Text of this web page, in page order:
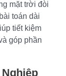
mặt trời đòi
toán dài
tiết kiệm
góp phần